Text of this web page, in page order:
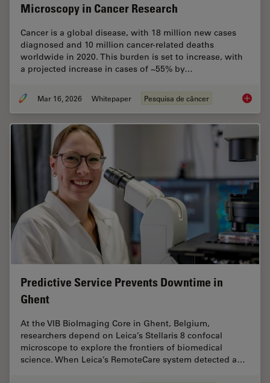
Microscopy in Cancer Research
Cancer is a global disease, with 18 million new cases
diagnosed and 10 million cancer-related deaths
worldwide in 2020. This burden is set to increase, with
a projected increase in cases of ~55% by…
Mar 16, 2026 Whitepaper Pesquisa de câncer
Predictive Service Prevents Downtime in
Ghent
At the VIB BioImaging Core in Ghent, Belgium,
researchers depend on Leica’s Stellaris 8 confocal
microscope to explore the frontiers of biomedical
science. When Leica’s RemoteCare system detected a…